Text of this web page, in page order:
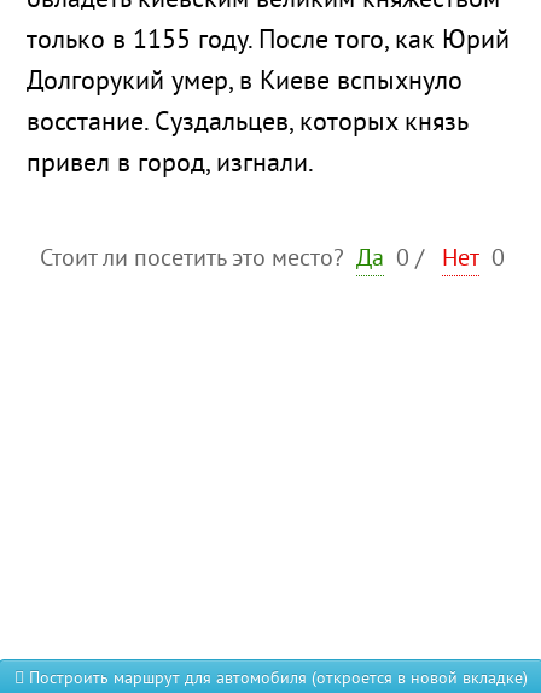
только в 1155 году. После того, как Юрий
Долгорукий умер, в Киеве вспыхнуло
восстание. Суздальцев, которых князь
привел в город, изгнали.
Стоит ли посетить это место? Да 0 / Нет 0
Построить маршрут для автомобиля (откроется в новой вкладке)